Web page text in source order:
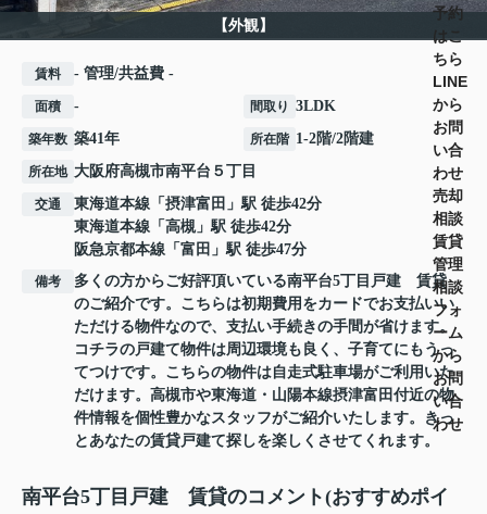
予約
はこ
ちら
LINE
から
お問
い合
わせ
売却
相談
賃貸
管理
相談
フォ
ーム
から
お問
い合
わせ
【外観】
賃料 - 管理/共益費 -
面積 - 間取り 3LDK
築年数 築41年 所在階 1-2階/2階建
所在地 大阪府高槻市南平台 ５丁目
交通 東海道本線 「 摂津富田 」駅 徒歩42分
東海道本線 「 高槻 」駅 徒歩42分
阪急京都本線 「 富田 」駅 徒歩47分
備考
多くの方からご好評頂いている南平台5丁目戸建 賃貸
のご紹介です。こちらは初期費用をカードでお支払いい
ただける物件なので、支払い手続きの手間が省けます。
コチラの戸建て物件は周辺環境も良く、子育てにもうっ
てつけです。こちらの物件は自走式駐車場がご利用いた
だけます。高槻市や東海道・山陽本線摂津富田付近の物
件情報を個性豊かなスタッフがご紹介いたします。きっ
とあなたの賃貸戸建て探しを楽しくさせてくれます。
南平台5丁目戸建 賃貸のコメント(おすすめポイ